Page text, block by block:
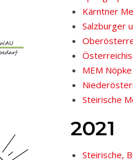
Kärntner
Salzburger
MEM Nöpke
Steirische
2021
Steirische,